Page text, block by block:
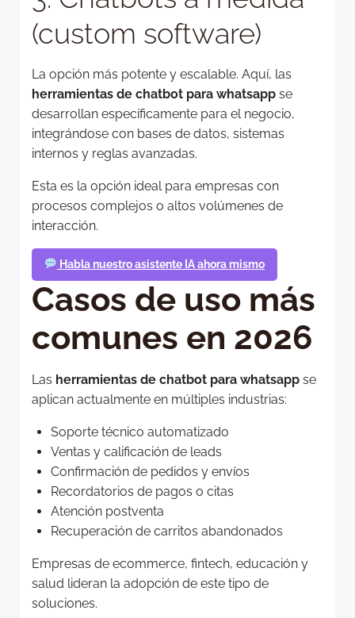
(custom software)
La opción más potente y escalable. Aquí, las
herramientas de chatbot para whatsapp se
desarrollan específicamente para el negocio,
integrándose con bases de datos, sistemas
internos y reglas avanzadas.
Esta es la opción ideal para empresas con
procesos complejos o altos volúmenes de
interacción.
Habla nuestro asistente IA ahora mismo
Casos de uso más
comunes en 2026
Las herramientas de chatbot para whatsapp se
aplican actualmente en múltiples industrias:
Soporte técnico automatizado
Ventas y calificación de leads
Confirmación de pedidos y envíos
Recordatorios de pagos o citas
Atención postventa
Recuperación de carritos abandonados
Empresas de ecommerce, fintech, educación y
salud lideran la adopción de este tipo de
soluciones.